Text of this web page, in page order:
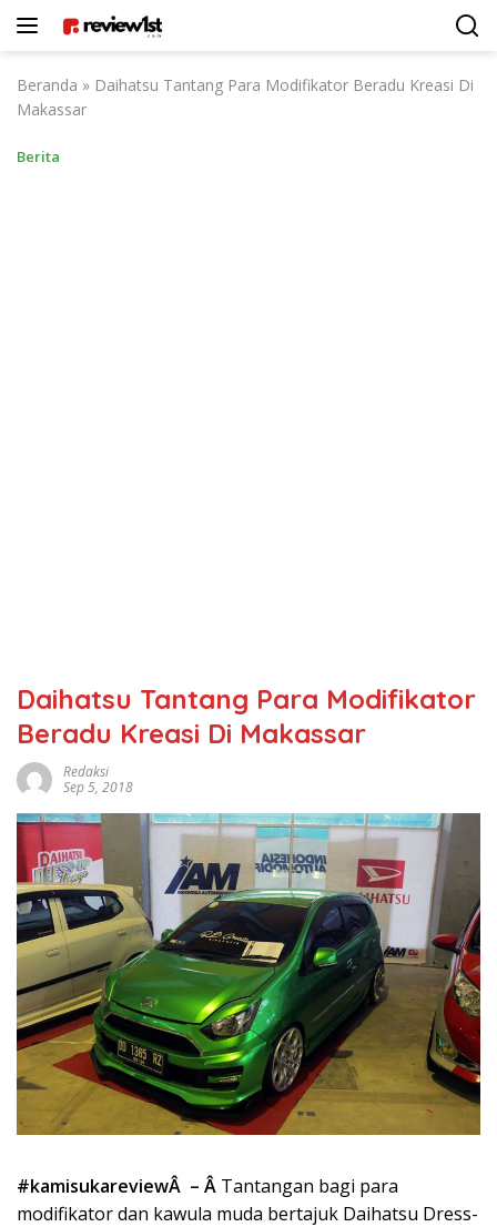
Beranda » Daihatsu Tantang Para Modifikator Beradu Kreasi Di
Makassar
Berita
Daihatsu Tantang Para Modifikator
Beradu Kreasi Di Makassar
Redaksi
Sep 5, 2018
#kamisukareviewÂ – Â Tantangan bagi para
modifikator dan kawula muda bertajuk Daihatsu Dress-